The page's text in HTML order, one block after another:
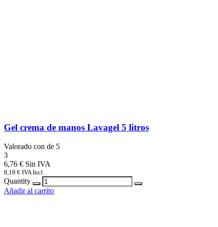
Gel crema de manos Lavagel 5 litros
Valorado con de 5
3
6,76 €
8,18 € IVA Incl.
Quantity
Añadir al carrito